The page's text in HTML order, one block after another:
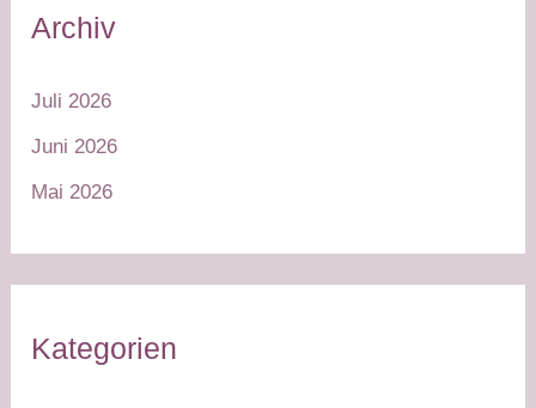
Archiv
Juli 2026
Juni 2026
Mai 2026
Kategorien